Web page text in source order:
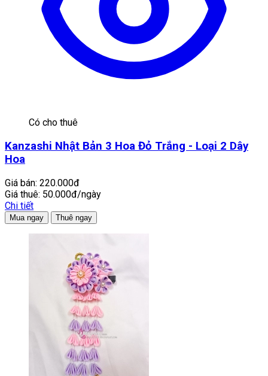
Có cho thuê
Kanzashi Nhật Bản 3 Hoa Đỏ Trắng - Loại 2 Dây
Hoa
Giá bán: 220.000đ
Giá thuê: 50.000đ/ngày
Chi tiết
Mua ngay Thuê ngay